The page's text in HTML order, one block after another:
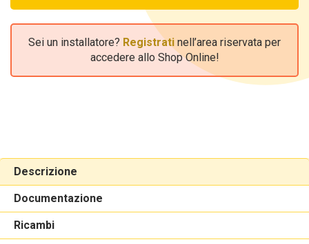
Sei un installatore? Registrati nell’area riservata per
accedere allo Shop Online!
Descrizione
Documentazione
Ricambi